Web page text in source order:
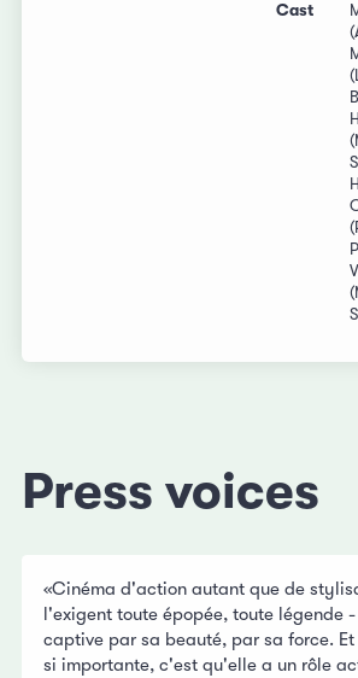
Cast
Press voices
«Cinéma d'action autant que de
l'exigent toute épopée, toute légende - ce film émeut et
captive par sa beauté, par sa force. Et si la couleur est
si importante, c'est qu'elle a un rôle actif,